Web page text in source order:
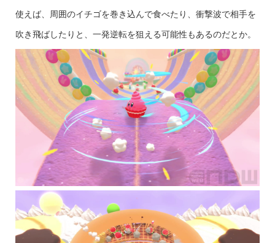
使えば、周囲のイチゴを巻き込んで食べたり、衝撃波で相手を
吹き飛ばしたりと、一発逆転を狙える可能性もあるのだとか。